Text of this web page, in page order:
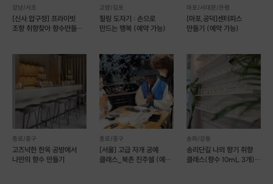
강남/서초
[신사.압구정] 프라이빗
조향 취향찾아 향수만들기
고양/김포
힐링 도자기 : 손으로
만드는 행복 (예약 가능)
마포/서대문/은평
[마포,공덕]센터피스
만들기 (예약 가능)
종로/중구
고즈넉한 한옥 공방에서
나만의 향수 만들기
종로/중구
[서울] 고급 자개 공예
클래스_북촌 진주쉘 (예약
송파/강동
송리단길 나의 향기 취향
클래스(향수 10mL 3개)